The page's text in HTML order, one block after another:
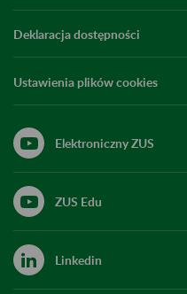
Deklaracja dostępności
Ustawienia plików cookies
Elektroniczny ZUS
ZUS Edu
Linkedin